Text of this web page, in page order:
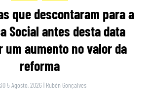
que descontaram para a
Social antes desta data
um aumento no valor da
reforma
5 Agosto, 2026 | Rubén Gonçalves